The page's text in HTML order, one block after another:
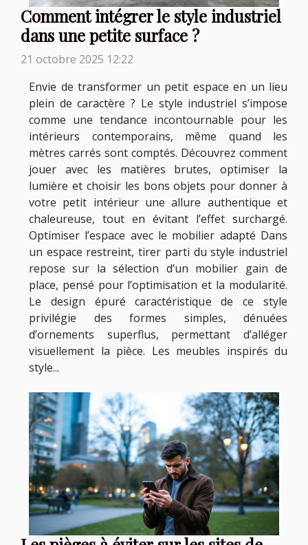
Comment intégrer le style industriel
dans une petite surface ?
21 octobre 2025 12:22
Envie de transformer un petit espace en un lieu
plein de caractère ? Le style industriel s’impose
comme une tendance incontournable pour les
intérieurs contemporains, même quand les
mètres carrés sont comptés. Découvrez comment
jouer avec les matières brutes, optimiser la
lumière et choisir les bons objets pour donner à
votre petit intérieur une allure authentique et
chaleureuse, tout en évitant l’effet surchargé.
Optimiser l’espace avec le mobilier adapté Dans
un espace restreint, tirer parti du style industriel
repose sur la sélection d’un mobilier gain de
place, pensé pour l’optimisation et la modularité.
Le design épuré caractéristique de ce style
privilégie des formes simples, dénuées
d’ornements superflus, permettant d’alléger
visuellement la pièce. Les meubles inspirés du
style...